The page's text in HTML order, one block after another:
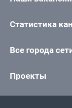
Статистика
Все города
Проекты